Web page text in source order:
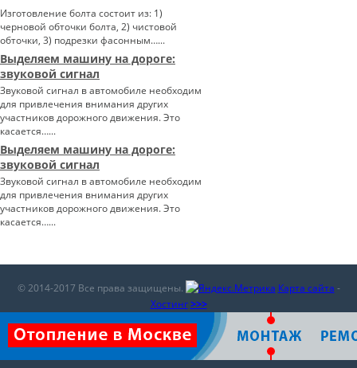
Изготовление болта состоит из: 1)
черновой обточки болта, 2) чистовой
обточки, 3) подрезки фасонным…...
Выделяем машину на дороге:
звуковой сигнал
Звуковой сигнал в автомобиле необходим
для привлечения внимания других
участников дорожного движения. Это
касается…...
Выделяем машину на дороге:
звуковой сигнал
Звуковой сигнал в автомобиле необходим
для привлечения внимания других
участников дорожного движения. Это
касается…...
© 2014-2017 Все права защищены. Карта сайта -
Хостинг >>>